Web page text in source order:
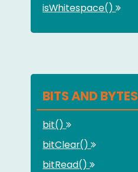
isWhitespace()
BITS AND BYTES
bit()
bitClear()
bitRead()